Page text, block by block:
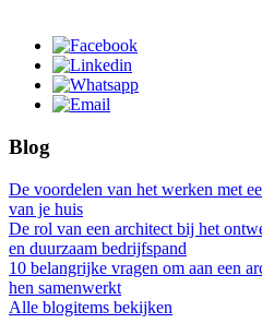
Blog
De voordelen van het werken met
van je huis
De rol van een architect bij het
en duurzaam bedrijfspand
10 belangrijke vragen om aan een
hen samenwerkt
Alle blogitems bekijken